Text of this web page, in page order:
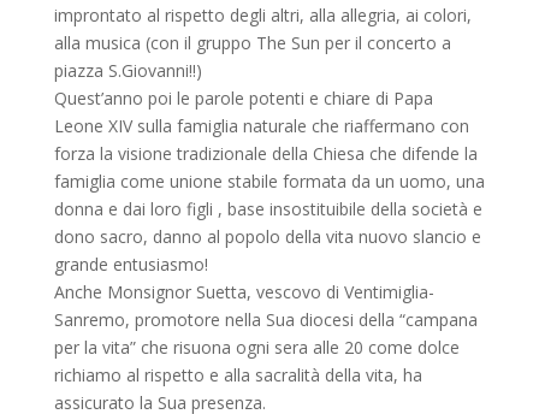
improntato al rispetto degli altri, alla allegria, ai colori,
alla musica (con il gruppo The Sun per il concerto a
piazza S.Giovanni!!)
Quest’anno poi le parole potenti e chiare di Papa
Leone XIV sulla famiglia naturale che riaffermano con
forza la visione tradizionale della Chiesa che difende la
famiglia come unione stabile formata da un uomo, una
donna e dai loro figli , base insostituibile della società e
dono sacro, danno al popolo della vita nuovo slancio e
grande entusiasmo!
Anche Monsignor Suetta, vescovo di Ventimiglia-
Sanremo, promotore nella Sua diocesi della “campana
per la vita” che risuona ogni sera alle 20 come dolce
richiamo al rispetto e alla sacralità della vita, ha
assicurato la Sua presenza.